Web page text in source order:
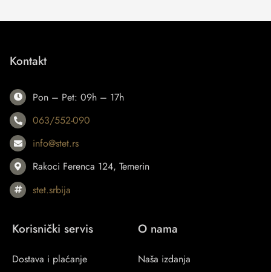
Kontakt
Pon – Pet: 09h – 17h
063/552-090
info@stet.rs
Rakoci Ferenca 124, Temerin
stet.srbija
Korisnički servis
Dostava i plaćanje
O nama
Naša izdanja